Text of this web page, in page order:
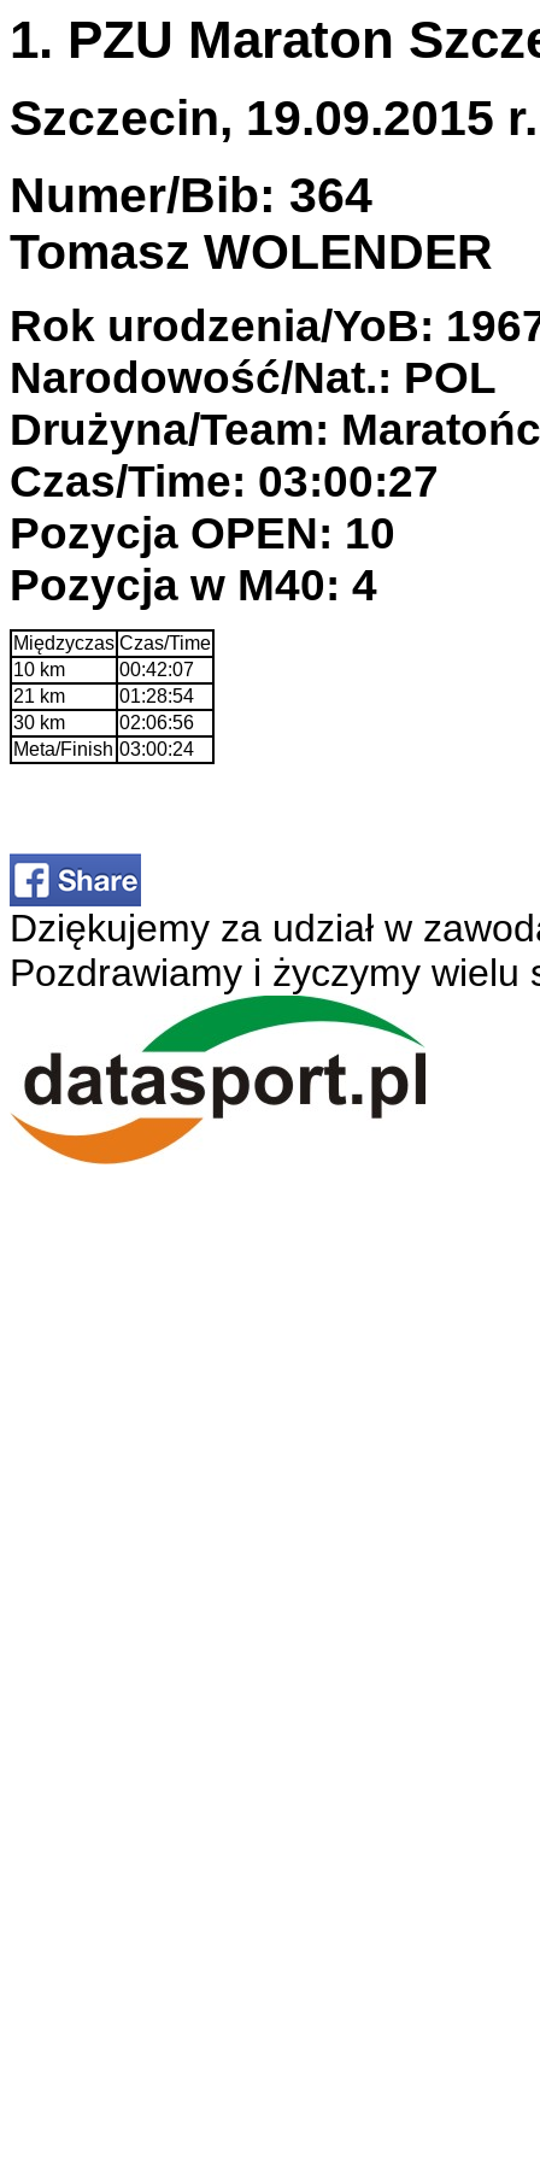
1. PZU Maraton
Szczecin, 19.09.2015 r.
Numer/Bib: 364
Tomasz WOLENDER
Rok urodzenia/YoB:
Narodowość/Nat.: POL
Drużyna/Team:
Czas/Time: 03:00:27
Pozycja OPEN: 10
Pozycja w M40: 4
Międzyczas Czas/Time
10 km
00:42:07
21 km
01:28:54
30 km
02:06:56
Meta/Finish 03:00:24
Dziękujemy za udział w
Pozdrawiamy i życzymy wielu